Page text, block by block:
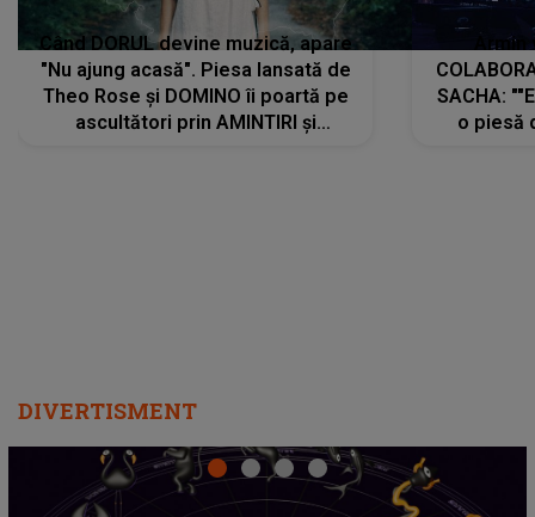
Când DORUL devine muzică, apare
"Nu ajung acasă". Piesa lansată de
Theo Rose și DOMINO îi poartă pe
ascultători prin AMINTIRI și
SACHA:
o piesă
DIVERTISMENT